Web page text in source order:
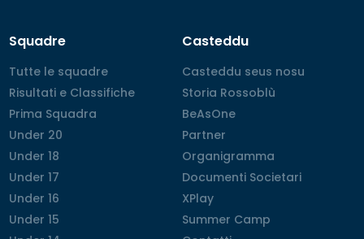
Squadre
Tutte le squadre
Tutte le squadre
Risultati e Classifiche
Risultati e Classifiche
Prima Squadra
Prima Squadra
Under 20
Under 20
Under 18
Under 18
Under 17
Under 17
Under 16
Under 16
Under 15
Under 15
Casteddu
Casteddu seus nosu
Casteddu seus nosu
Storia Rossoblù
Storia Rossoblù
BeAsOne
BeAsOne
Partner
Partner
Organigramma
Organigramma
Documenti Societari
Documenti Societari
XPlay
XPlay
Summer Camp
Summer Camp